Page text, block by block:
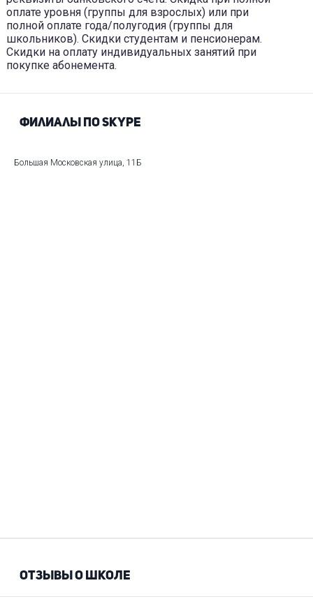
оплате уровня (группы для взрослых) или при
полной оплате года/полугодия (группы для
школьников). Скидки студентам и пенсионерам.
Скидки на оплату индивидуальных занятий при
покупке абонемента.
Филиалы по Skype
Большая Московская улица, 11Б
ОТЗЫВЫ О ШКОЛЕ